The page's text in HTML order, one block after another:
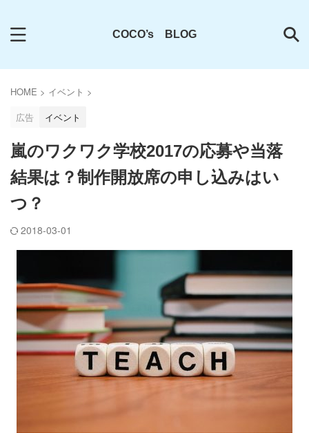
COCO’s BLOG
HOME > イベント >
広告
イベント
嵐のワクワク学校2017の応募や当落
結果は？制作開放席の申し込みはい
つ？
2018-03-01